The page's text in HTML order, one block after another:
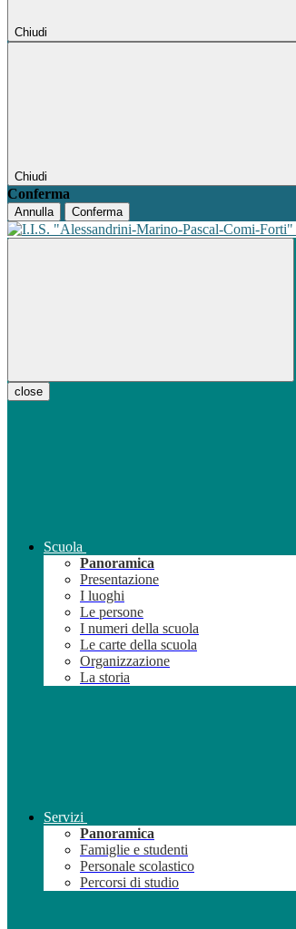
Chiudi
Chiudi
Conferma
Annulla Conferma
close
Scuola
Panoramica
Presentazione
I luoghi
Le persone
I numeri della scuola
Le carte della scuola
Organizzazione
La storia
Servizi
Panoramica
Famiglie e studenti
Personale scolastico
Percorsi di studio